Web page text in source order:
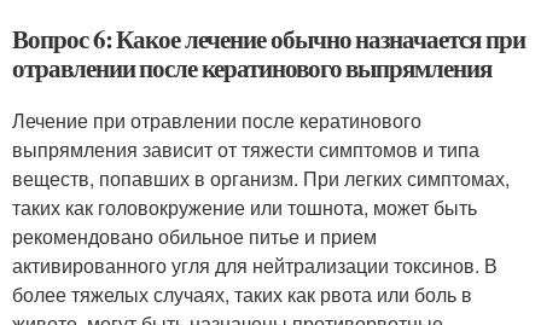
Вопрос 6: Какое лечение обычно назначается при
отравлении после кератинового выпрямления
Лечение при отравлении после кератинового
выпрямления зависит от тяжести симптомов и типа
веществ, попавших в организм. При легких симптомах,
таких как головокружение или тошнота, может быть
рекомендовано обильное питье и прием
активированного угля для нейтрализации токсинов. В
более тяжелых случаях, таких как рвота или боль в